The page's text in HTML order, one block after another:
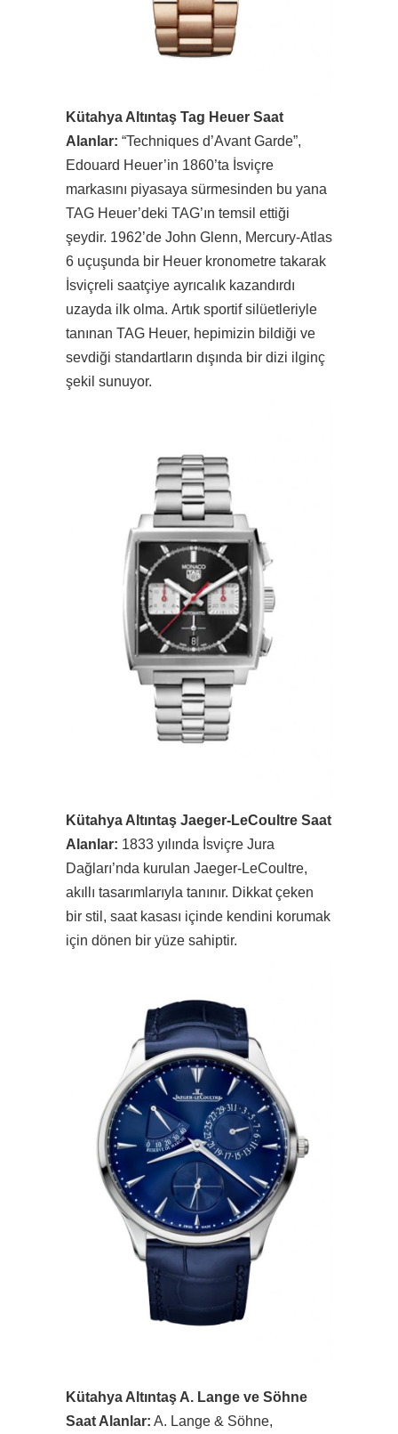
Kütahya Altıntaş Tag Heuer Saat
Alanlar: “Techniques d’Avant Garde”,
Edouard Heuer’in 1860’ta İsviçre
markasını piyasaya sürmesinden bu yana
TAG Heuer’deki TAG’ın temsil ettiği
şeydir. 1962’de John Glenn, Mercury-Atlas
6 uçuşunda bir Heuer kronometre takarak
İsviçreli saatçiye ayrıcalık kazandırdı
uzayda ilk olma. Artık sportif silüetleriyle
tanınan TAG Heuer, hepimizin bildiği ve
sevdiği standartların dışında bir dizi ilginç
şekil sunuyor.
Kütahya Altıntaş Jaeger-LeCoultre Saat
Alanlar: 1833 yılında İsviçre Jura
Dağları’nda kurulan Jaeger-LeCoultre,
akıllı tasarımlarıyla tanınır. Dikkat çeken
bir stil, saat kasası içinde kendini korumak
için dönen bir yüze sahiptir.
Kütahya Altıntaş A. Lange ve Söhne
Saat Alanlar: A. Lange & Söhne,